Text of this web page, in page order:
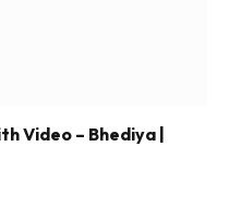
Video – Bhediya |